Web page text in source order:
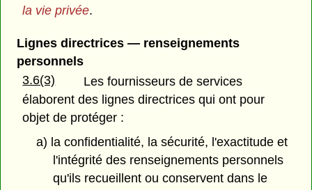
la vie privée.
Lignes directrices — renseignements
personnels
3.6(3)
Les fournisseurs de services
élaborent des lignes directrices qui ont pour
objet de protéger :
a) la confidentialité, la sécurité, l'exactitude et
l'intégrité des renseignements personnels
qu'ils recueillent ou conservent dans le